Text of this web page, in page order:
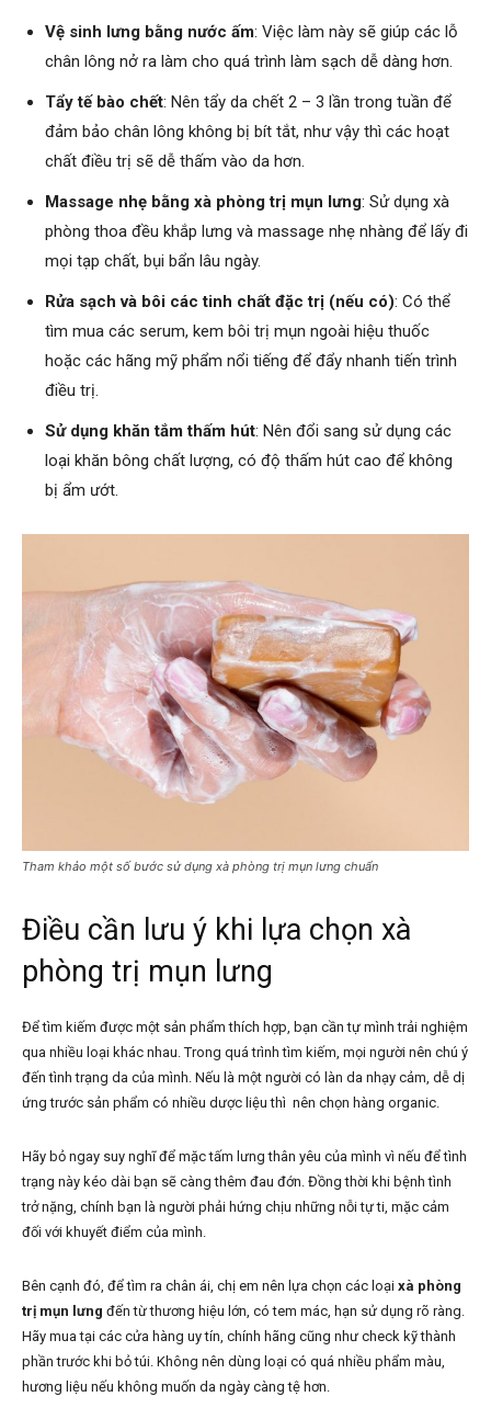
Vệ sinh lưng bằng nước ấm: Việc làm này sẽ giúp các lỗ
chân lông nở ra làm cho quá trình làm sạch dễ dàng hơn.
Tẩy tế bào chết: Nên tẩy da chết 2 – 3 lần trong tuần để
đảm bảo chân lông không bị bít tắt, như vậy thì các hoạt
chất điều trị sẽ dễ thấm vào da hơn.
Massage nhẹ bằng xà phòng trị mụn lưng: Sử dụng xà
phòng thoa đều khắp lưng và massage nhẹ nhàng để lấy đi
mọi tạp chất, bụi bẩn lâu ngày.
Rửa sạch và bôi các tinh chất đặc trị (nếu có): Có thể
tìm mua các serum, kem bôi trị mụn ngoài hiệu thuốc
hoặc các hãng mỹ phẩm nổi tiếng để đẩy nhanh tiến trình
điều trị.
Sử dụng khăn tắm thấm hút: Nên đổi sang sử dụng các
loại khăn bông chất lượng, có độ thấm hút cao để không
bị ẩm ướt.
Tham khảo một số bước sử dụng xà phòng trị mụn lưng chuẩn
Điều cần lưu ý khi lựa chọn xà
phòng trị mụn lưng
Để tìm kiếm được một sản phẩm thích hợp, bạn cần tự mình trải nghiệm
qua nhiều loại khác nhau. Trong quá trình tìm kiếm, mọi người nên chú ý
đến tình trạng da của mình. Nếu là một người có làn da nhạy cảm, dễ dị
ứng trước sản phẩm có nhiều dược liệu thì nên chọn hàng organic.
Hãy bỏ ngay suy nghĩ để mặc tấm lưng thân yêu của mình vì nếu để tình
trạng này kéo dài bạn sẽ càng thêm đau đớn. Đồng thời khi bệnh tình
trở nặng, chính bạn là người phải hứng chịu những nỗi tự ti, mặc cảm
đối với khuyết điểm của mình.
Bên cạnh đó, để tìm ra chân ái, chị em nên lựa chọn các loại xà phòng
trị mụn lưng đến từ thương hiệu lớn, có tem mác, hạn sử dụng rõ ràng.
Hãy mua tại các cửa hàng uy tín, chính hãng cũng như check kỹ thành
phần trước khi bỏ túi. Không nên dùng loại có quá nhiều phẩm màu,
hương liệu nếu không muốn da ngày càng tệ hơn.